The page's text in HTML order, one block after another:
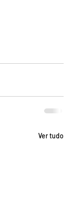
Ver tudo